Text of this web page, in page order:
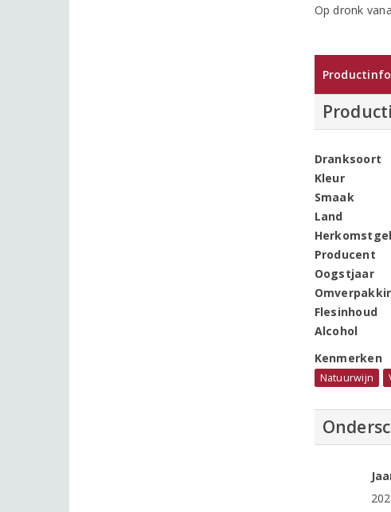
Op dronk
Dranksoort
Kleur
Smaak
Land
Producent
Oogstjaar
Flesinhoud
Alcohol
Kenmerken
Natuurwijn